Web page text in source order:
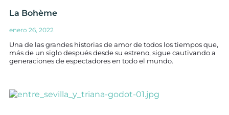
La Bohème
enero 26, 2022
Una de las grandes historias de amor de todos los tiempos que,
más de un siglo después desde su estreno, sigue cautivando a
generaciones de espectadores en todo el mundo.